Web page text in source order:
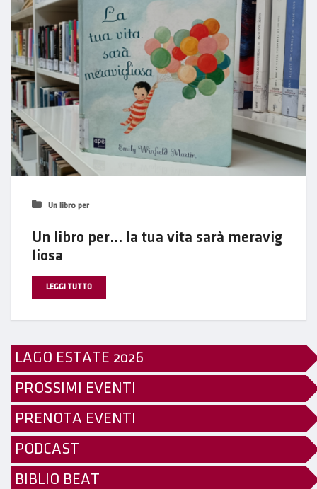
Un libro per
Un libro per… la tua vita sarà meravig
liosa
LEGGI TUTTO
LAGO ESTATE 2026
PROSSIMI EVENTI
PRENOTA EVENTI
PODCAST
BIBLIO BEAT